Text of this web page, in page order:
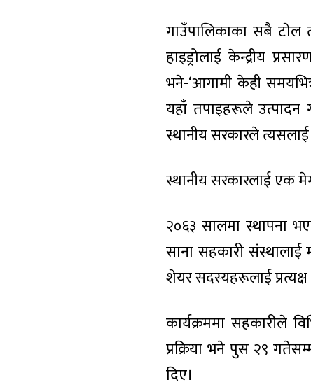
गाउँपालिकाका सबै टाेल
हाइड्रोलाई केन्द्रीय
भने-‘आगामी केही
यहाँ तपाइहरूले उत्पादन
स्थानीय सरकारले
स्थानीय सरकारलाई एक
२०६३ सालमा स्थापना
साना सहकारी
शेयर सदस्यहरूलाई
कार्यक्रममा सहकारीले
प्रक्रिया भने पुस २९
दिए।